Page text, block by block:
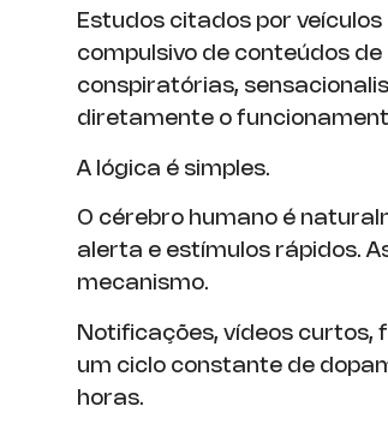
Estudos citados por veículos
compulsivo de conteúdos
conspiratórias,
diretamente o
A lógica é simples.
O cérebro humano é
alerta e estímulos rápidos.
mecanismo.
Notificações, vídeos curtos,
um ciclo constante de
horas.